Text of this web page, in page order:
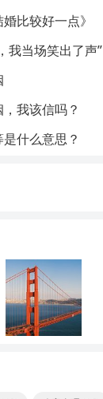
比较好一点》
我当场笑出了声”
我该信吗？
什么意思？